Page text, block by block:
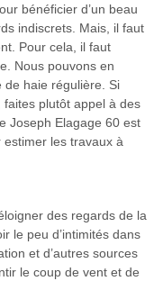
bénéficier d’un beau
indiscrets. Mais, il faut
Pour cela, il faut
Nous pouvons en
de haie régulière. Si
faites plutôt appel à des
Joseph Elagage 60 est
les travaux à
des regards de la
le peu d’intimités dans
et d’autres sources
le coup de vent et de